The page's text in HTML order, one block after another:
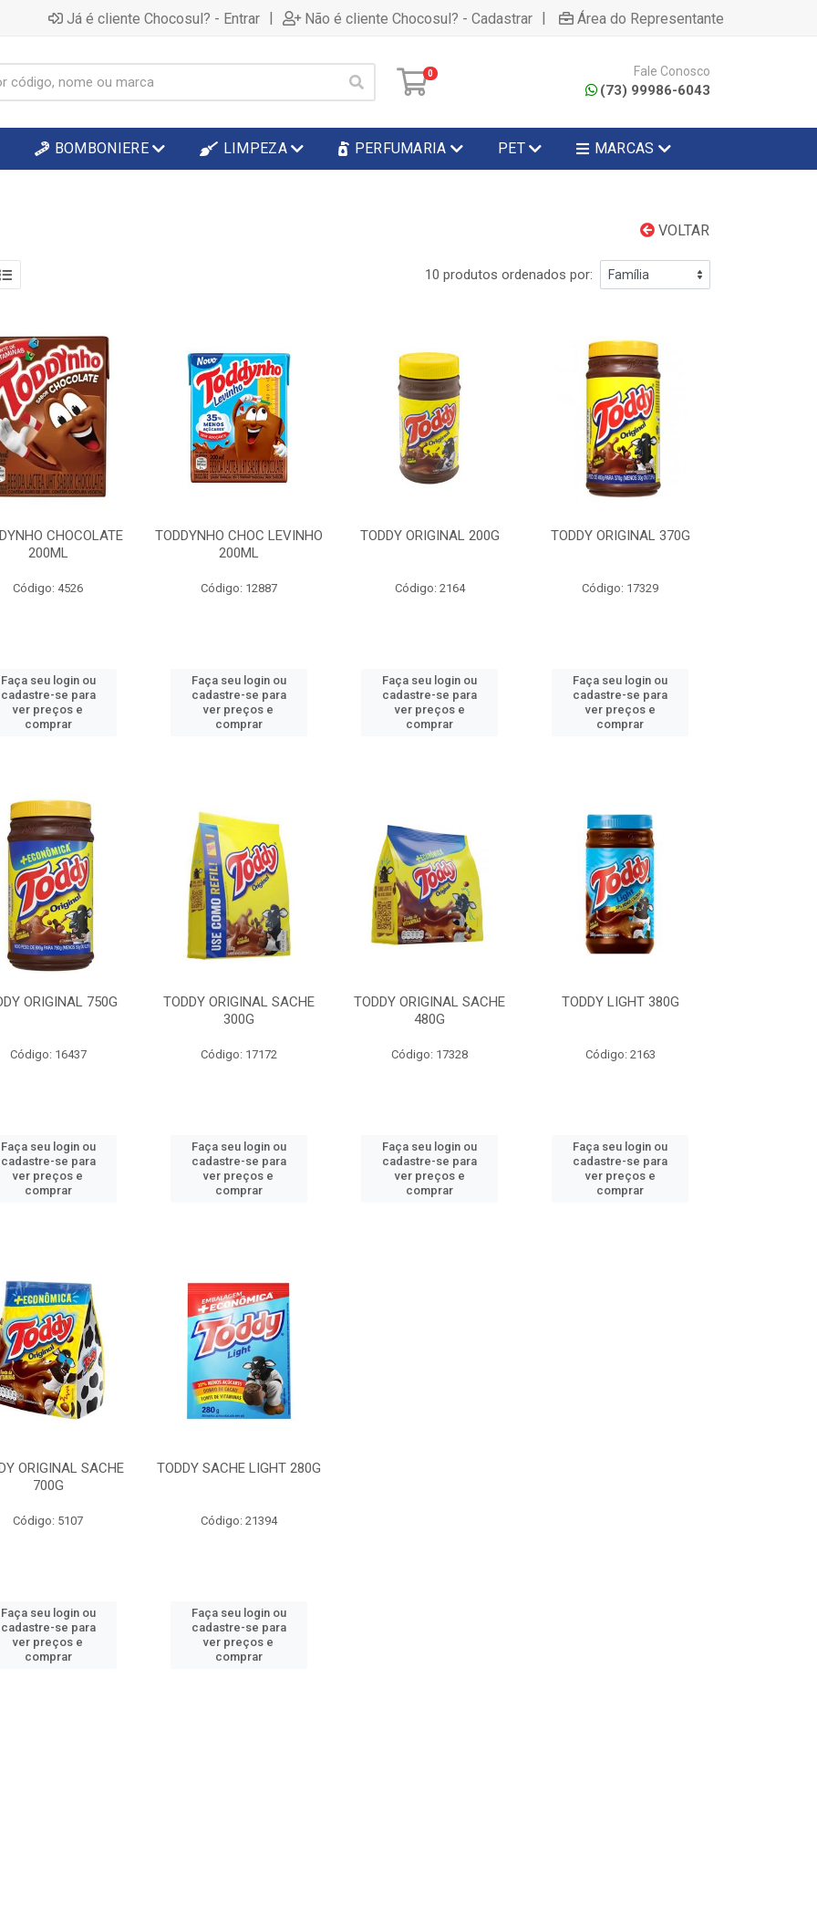
Já é cliente Chocosul? - Entrar | Não é cliente Chocosul? - Cadastrar | Área do Representante
0 Fale Conosco
(73) 99986-6043
BOMBONIERE LIMPEZA PERFUMARIA PET MARCAS
VOLTAR
10 produtos ordenados por:
CHOCOLATE
200ML
Código: 4526
Faça seu login ou
cadastre-se para
ver preços e
comprar
TODDYNHO CHOC LEVINHO
200ML
Código: 12887
Faça seu login ou
cadastre-se para
ver preços e
comprar
TODDY ORIGINAL 200G
Código: 2164
Faça seu login ou
cadastre-se para
ver preços e
comprar
TODDY ORIGINAL 370G
Código: 17329
Faça seu login ou
cadastre-se para
ver preços e
comprar
ORIGINAL 750G
Código: 16437
Faça seu login ou
cadastre-se para
ver preços e
comprar
TODDY ORIGINAL SACHE
300G
Código: 17172
Faça seu login ou
cadastre-se para
ver preços e
comprar
TODDY ORIGINAL SACHE
480G
Código: 17328
Faça seu login ou
cadastre-se para
ver preços e
comprar
TODDY LIGHT 380G
Código: 2163
Faça seu login ou
cadastre-se para
ver preços e
comprar
ORIGINAL SACHE
700G
Código: 5107
Faça seu login ou
cadastre-se para
ver preços e
comprar
TODDY SACHE LIGHT 280G
Código: 21394
Faça seu login ou
cadastre-se para
ver preços e
comprar